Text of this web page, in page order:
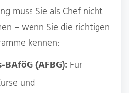
muss Sie als Chef nicht
– wenn Sie die richtigen
kennen:
BAföG (AFBG):Für
und